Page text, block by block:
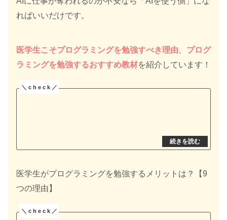
ればいいだけです。
医学生こそプログラミングを勉強すべき理由
プログ
ラミングを勉強するおすすめ教材を紹介しています！
医学生がプログラミングを勉強するメリットは？【9
つの理由】